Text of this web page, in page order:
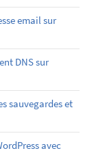
email sur
DNS sur
sauvegardes et
avec